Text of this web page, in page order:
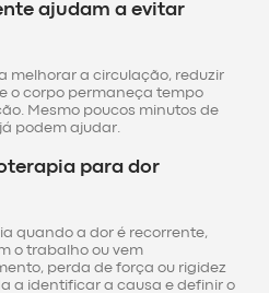
ajudam a evitar
melhorar a circulação, reduzir
o corpo permaneça tempo
Mesmo poucos minutos de
podem ajudar.
para dor
quando a dor é recorrente,
o trabalho ou vem
perda de força ou rigidez
a identificar a causa e definir o